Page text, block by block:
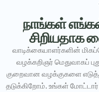
நாங்கள்
சிறியதாக
வாடிக்கையாளர்களின்
வழக்கறிஞர் மெதுவாகப்
குறைவான வழக்குகளை
தடுக்கிறோம். உங்கள்